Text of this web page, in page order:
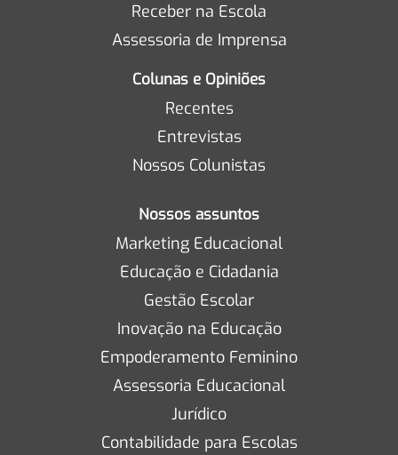
Receber na Escola
Assessoria de Imprensa
Colunas e Opiniões
Recentes
Entrevistas
Nossos Colunistas
Nossos assuntos
Marketing Educacional
Educação e Cidadania
Gestão Escolar
Inovação na Educação
Empoderamento Feminino
Assessoria Educacional
Jurídico
Contabilidade para Escolas